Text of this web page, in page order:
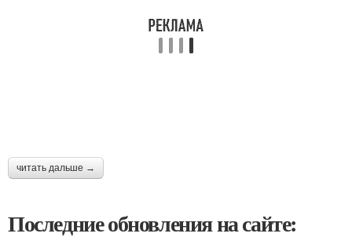
читать дальше →
Последние обновления на сайте: